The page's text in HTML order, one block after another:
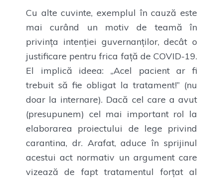
Cu alte cuvinte, exemplul în cauză este
mai curând un motiv de teamă în
privința intenției guvernanților, decât o
justificare pentru frica față de COVID-19.
El implică ideea: „Acel pacient ar fi
trebuit să fie obligat la tratament!” (nu
doar la internare). Dacă cel care a avut
(presupunem) cel mai important rol la
elaborarea proiectului de lege privind
carantina, dr. Arafat, aduce în sprijinul
acestui act normativ un argument care
vizează de fapt tratamentul forțat al